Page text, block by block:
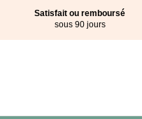
Satisfait ou remboursé
sous 90 jours